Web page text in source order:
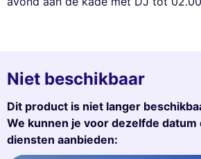
Niet beschikbaar
Dit product is niet langer
We kunnen je voor dezelfde datum
diensten aanbieden: